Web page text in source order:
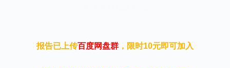
报告已上传百度网盘群，限时10元即可加入